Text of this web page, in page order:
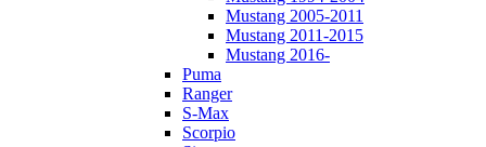
Mustang 2005-2011
Mustang 2011-2015
Mustang 2016-
Puma
Ranger
S-Max
Scorpio